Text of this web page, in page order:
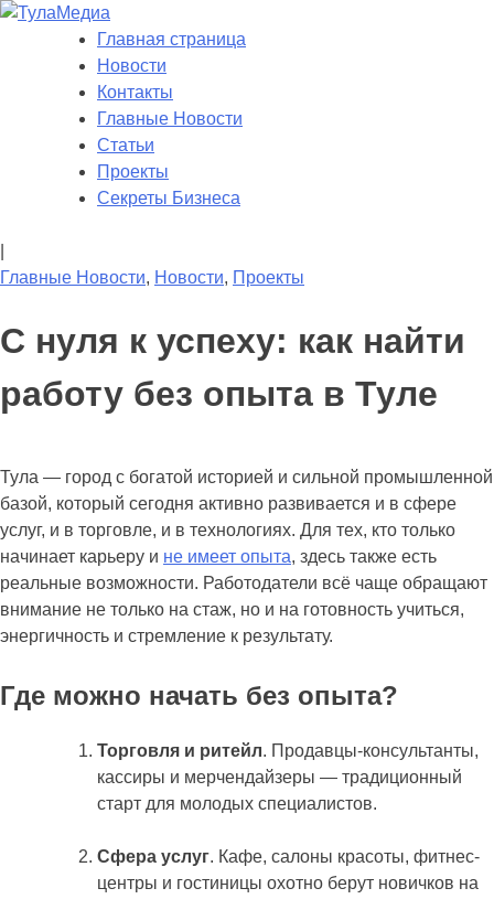
Skip
Новости Тулы
Главная страница
Новости
Контакты
Главные Новости
Статьи
Проекты
Секреты Бизнеса
Главные Новости, Новости, Проекты
С нуля к успеху: как найти
работу без опыта в Туле
Тула — город с богатой историей и сильной промышленной
базой, который сегодня активно развивается и в сфере
услуг, и в торговле, и в технологиях. Для тех, кто только
начинает карьеру и не имеет опыта, здесь также есть
реальные возможности. Работодатели всё чаще обращают
внимание не только на стаж, но и на готовность учиться,
энергичность и стремление к результату.
Где можно начать без опыта?
Торговля и ритейл. Продавцы-консультанты,
кассиры и мерчендайзеры — традиционный
старт для молодых специалистов.
Сфера услуг. Кафе, салоны красоты, фитнес-
центры и гостиницы охотно берут новичков на